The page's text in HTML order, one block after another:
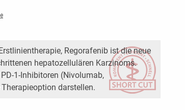
Regorafenib ist die neue
hepatozellulären Karzinoms.
1-Inhibitoren (Nivolumab,
darstellen.